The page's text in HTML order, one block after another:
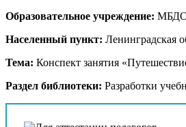
Образовательное учреждение:
Населенный пункт: Ленинградская
Тема: Конспект занятия
Раздел библиотеки: Разработки